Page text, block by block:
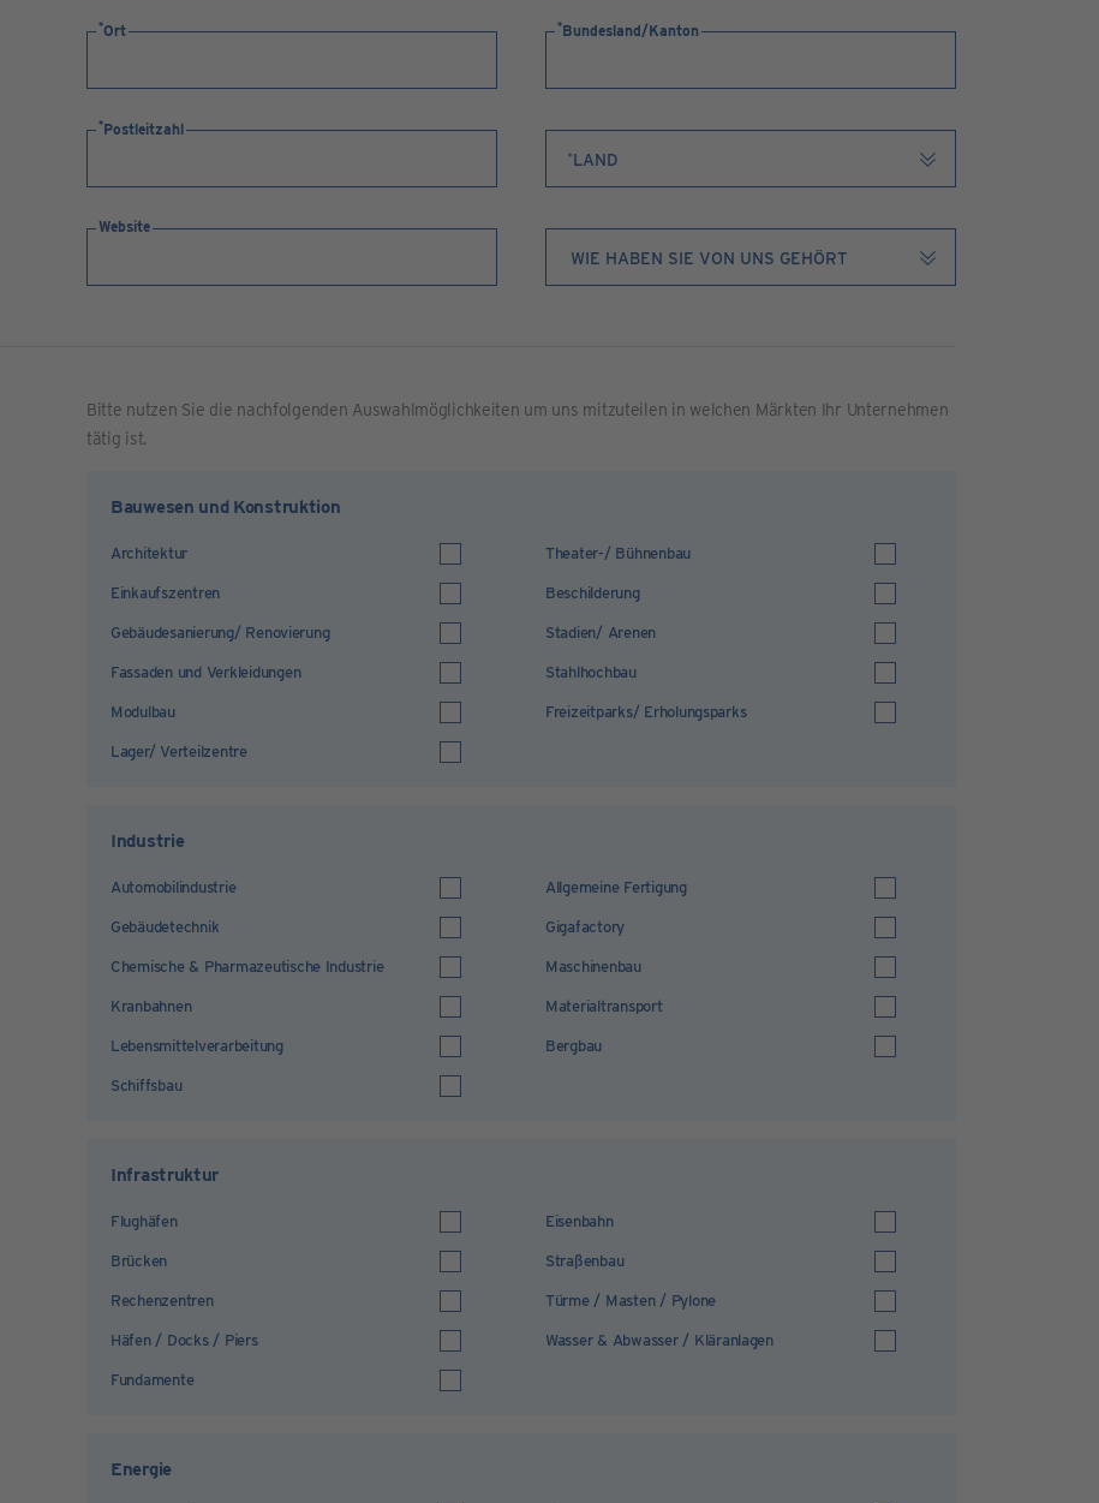
Ort Bundesland/Kanton
Postleitzahl
Website
Bitte nutzen Sie die nachfolgenden Auswahlmöglichkeiten um uns mitzuteilen in welchen Märkten Ihr Unternehmen
tätig ist.
Bauwesen und Konstruktion
Architektur Theater-/ Bühnenbau
Einkaufszentren Beschilderung
Gebäudesanierung/ Renovierung Stadien/ Arenen
Fassaden und Verkleidungen Stahlhochbau
Modulbau Freizeitparks/ Erholungsparks
Lager/ Verteilzentre
Industrie
Automobilindustrie Allgemeine Fertigung
Gebäudetechnik Gigafactory
Chemische & Pharmazeutische Industrie Maschinenbau
Kranbahnen Materialtransport
Lebensmittelverarbeitung Bergbau
Schiffsbau
Infrastruktur
Flughäfen Eisenbahn
Brücken Straßenbau
Rechenzentren Türme / Masten / Pylone
Häfen / Docks / Piers Wasser & Abwasser / Kläranlagen
Fundamente
Energie